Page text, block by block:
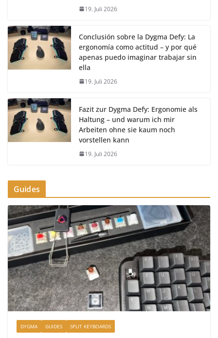
19. Juli 2026
Conclusión sobre la Dygma Defy: La
ergonomía como actitud – y por qué
apenas puedo imaginar trabajar sin
ella
19. Juli 2026
Fazit zur Dygma Defy: Ergonomie als
Haltung – und warum ich mir
Arbeiten ohne sie kaum noch
vorstellen kann
19. Juli 2026
Guides
DYGMA GUIDES SPLIT KEYBOARDS